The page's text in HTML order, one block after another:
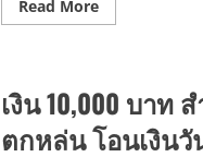
Read MoreRead
more
ยัง
ไม่
ได้
รับ
เงิน 10,000 บาท
ตกหล่น โอนเงินวั